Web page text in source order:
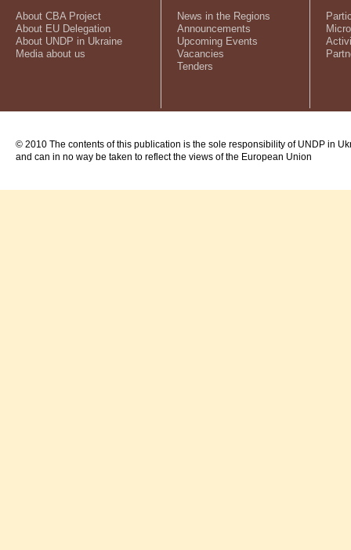
About CBA Project
About EU Delegation
About UNDP in Ukraine
Media about us
News in the Regions
Announcements
Upcoming Events
Vacancies
Tenders
© 2010 The contents of this publication is the sole responsibility of UNDP in
and can in no way be taken to reflect the views of the European Union